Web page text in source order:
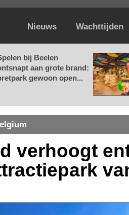
Nieuws Wachttijden
bij Beelen
aan grote brand:
gewoon open...
verhoogt